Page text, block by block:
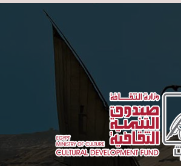
Skip to main content